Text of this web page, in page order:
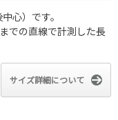
心）です。
での直線で計測した長
サイズ詳細について